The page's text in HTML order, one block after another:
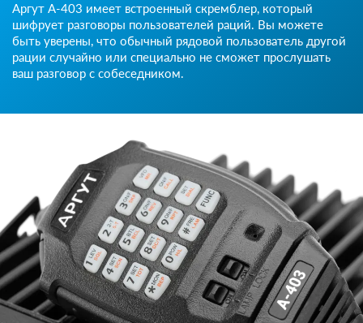
Аргут А-403 имеет встроенный скремблер, который
шифрует разговоры пользователей раций. Вы можете
быть уверены, что обычный рядовой пользователь другой
рации случайно или специально не сможет прослушать
ваш разговор с собеседником.